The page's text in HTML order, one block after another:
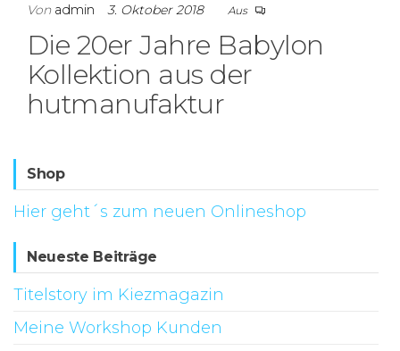
Vonadmin 3. Oktober 2018 Aus
Die 20er Jahre Babylon
Kollektion aus der
hutmanufaktur
Shop
Hier geht´s zum neuen Onlineshop
Neueste Beiträge
Titelstory im Kiezmagazin
Meine Workshop Kunden